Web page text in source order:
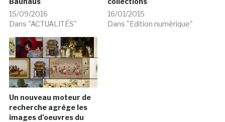
15/09/2016
Dans "ACTUALITÉS"
16/01/2015
Dans "Edition numérique"
Un nouveau moteur de
recherche agrège les
images d’oeuvres du